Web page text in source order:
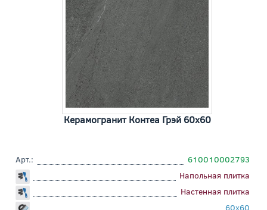
Керамогранит Контеа Грэй 60x60
Арт.:
610010002793
Напольная плитка
Настенная плитка
60x60